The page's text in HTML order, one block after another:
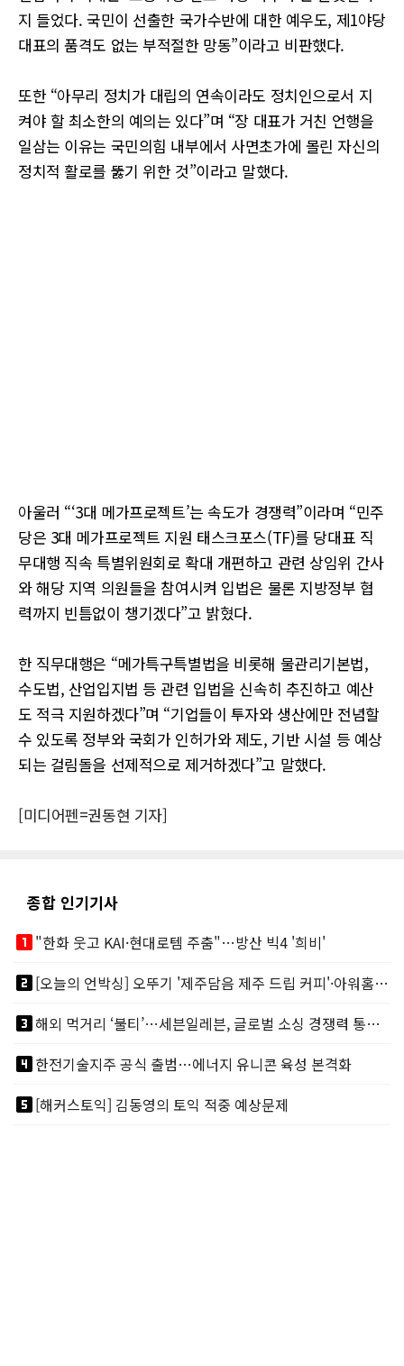
지 들었다. 국민이 선출한 국가수반에 대한 예우도, 제1야당
대표의 품격도 없는 부적절한 망동”이라고 비판했다.
또한 “아무리 정치가 대립의 연속이라도 정치인으로서 지
켜야 할 최소한의 예의는 있다”며 “장 대표가 거친 언행을
일삼는 이유는 국민의힘 내부에서 사면초가에 몰린 자신의
정치적 활로를 뚫기 위한 것”이라고 말했다.
아울러 “‘3대 메가프로젝트’는 속도가 경쟁력”이라며 “민주
당은 3대 메가프로젝트 지원 태스크포스(TF)를 당대표 직
무대행 직속 특별위원회로 확대 개편하고 관련 상임위 간사
와 해당 지역 의원들을 참여시켜 입법은 물론 지방정부 협
력까지 빈틈없이 챙기겠다”고 밝혔다.
한 직무대행은 “메가특구특별법을 비롯해 물관리기본법,
수도법, 산업입지법 등 관련 입법을 신속히 추진하고 예산
도 적극 지원하겠다”며 “기업들이 투자와 생산에만 전념할
수 있도록 정부와 국회가 인허가와 제도, 기반 시설 등 예상
되는 걸림돌을 선제적으로 제거하겠다”고 말했다.
[미디어펜=권동현 기자]
종합 인기기사
looks_one"한화 웃고 KAI·현대로템 주춤"…방산 빅4 '희비'
looks_two
[오늘의 언박싱] 오뚜기 '제주담음 제주 드립 커피'·아워홈 ‘갓석박지’ 外
looks_3
해외 먹거리 ‘불티’…세븐일레븐, 글로벌 소싱 경쟁력 통했다
looks_4한전기술지주 공식 출범…에너지 유니콘 육성 본격화
looks_5[해커스토익] 김동영의 토익 적중 예상문제